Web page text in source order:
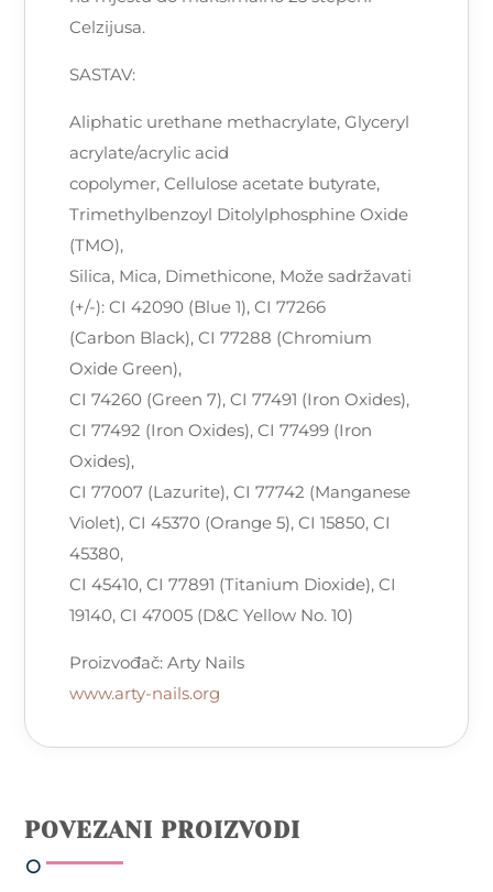
Celzijusa.
SASTAV:
Aliphatic urethane methacrylate, Glyceryl
acrylate/acrylic acid
copolymer, Cellulose acetate butyrate,
Trimethylbenzoyl Ditolylphosphine Oxide
(TMO),
Silica, Mica, Dimethicone, Može sadržavati
(+/-): CI 42090 (Blue 1), CI 77266
(Carbon Black), CI 77288 (Chromium
Oxide Green),
CI 74260 (Green 7), CI 77491 (Iron Oxides),
CI 77492 (Iron Oxides), CI 77499 (Iron
Oxides),
CI 77007 (Lazurite), CI 77742 (Manganese
Violet), CI 45370 (Orange 5), CI 15850, CI
45380,
CI 45410, CI 77891 (Titanium Dioxide), CI
19140, CI 47005 (D&C Yellow No. 10)
Proizvođač: Arty Nails
www.arty-nails.org
POVEZANI PROIZVODI